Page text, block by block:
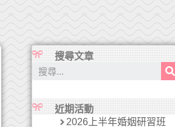
搜尋文章
近期活動
2026上半年婚姻研習班